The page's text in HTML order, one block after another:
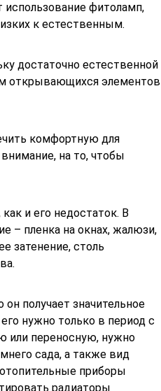
фитоламп,
к естественным.
достаточно естественной
открывающихся элементов
комфортную для
на то, чтобы
и его недостаток. В
– пленка на окнах, жалюзи,
затенение, столь
получает значительное
нужно только в период с
или переносную, нужно
сада, а также вид
приборы
радиаторы